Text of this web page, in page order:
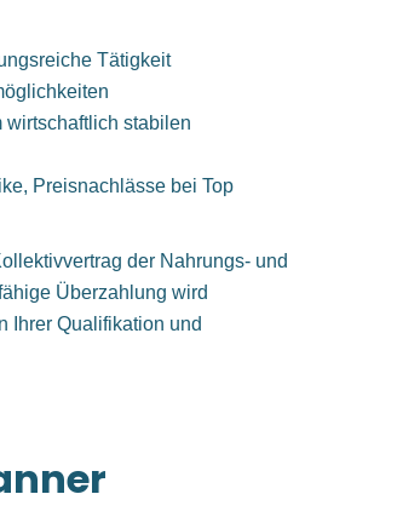
Tätigkeit
wirtschaftlich stabilen
Preisnachlässe bei Top
der Nahrungs- und
Überzahlung wird
Ihrer Qualifikation und